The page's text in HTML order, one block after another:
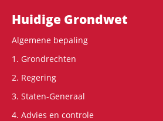
Hoofdnavigatie
Huidige Grondwet
Algemene bepaling
1. Grondrechten
2. Regering
3. Staten-Generaal
4. Advies en controle